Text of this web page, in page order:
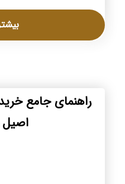
راهنمای جامع
اصیل